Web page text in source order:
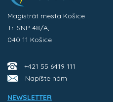
Magistrát mesta Košice
Tr. SNP 48/A,
040 11 Košice
+421 55 6419 111
Napíšte nám
NEWSLETTER